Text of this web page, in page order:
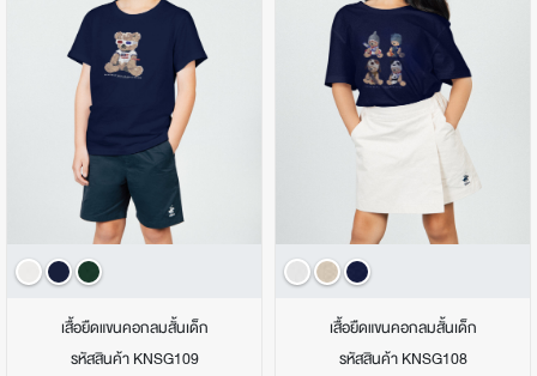
เสื้อยืดแขนคอกลมสั้นเด็ก
รหัสสินค้า KNSG109
เสื้อยืดแขนคอกลมสั้นเด็ก
รหัสสินค้า KNSG108